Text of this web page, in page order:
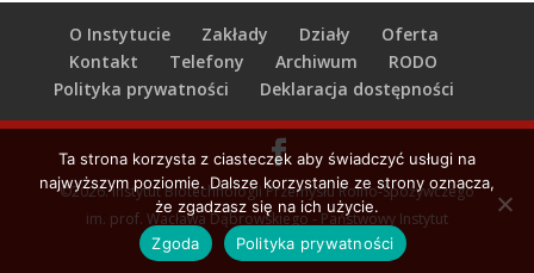
O Instytucie Zakłady Działy
Oferta
Kontakt
Telefony Archiwum
RODO
Polityka prywatności
Deklaracja dostępności
©2026. Instytut Biotechnologii Przemysłu Rolno-Spożywczego
im. prof. Wacława Dąbrowskiego - Państwowy Instytut
Badawczy
Ta strona korzysta z ciasteczek aby świadczyć usługi na
najwyższym poziomie. Dalsze korzystanie ze strony oznacza,
że zgadzasz się na ich użycie.
Zgoda
Polityka prywatności